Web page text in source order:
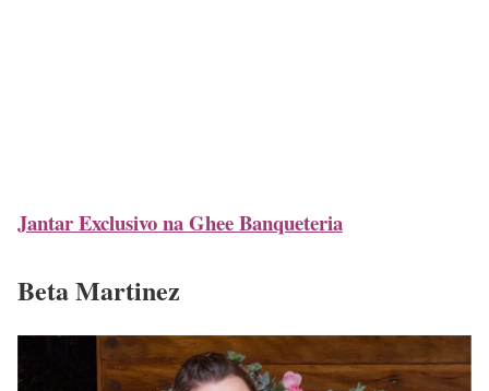
Jantar Exclusivo na Ghee Banqueteria
Beta Martinez